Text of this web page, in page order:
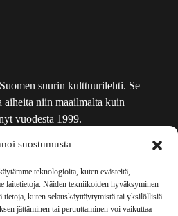
suostumusta
teknologioita, kuten evästeitä,
laitetietoja. Näiden tekniikoiden hyväksyminen
tietoja, kuten selauskäyttäytymistä tai yksilöllisiä
jättäminen tai peruuttaminen voi vaikuttaa
suurin kulttuurilehti. Se
aiheita niin maailmalta kuin
vuodesta 1999.